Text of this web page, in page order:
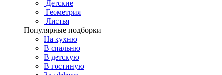
Детские
Геометрия
Листья
Популярные подборки
На кухню
В спальню
В детскую
В гостиную